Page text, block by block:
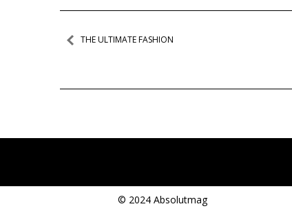
Navegação
Post
THE ULTIMATE FASHION
© 2024 Absolutmag